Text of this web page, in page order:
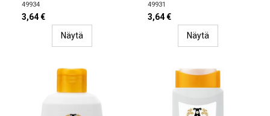
49934
3,64 €
Näytä
49931
3,64 €
Näytä